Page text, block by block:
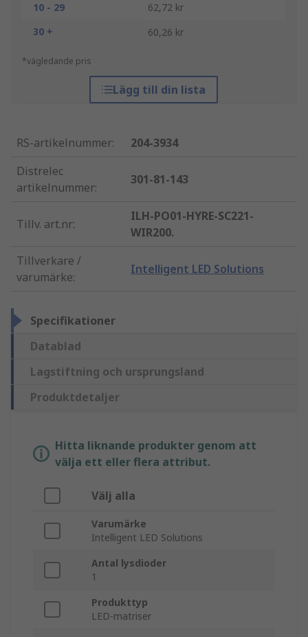
10 - 29
62,72 kr
30 +
60,26 kr
*vägledande pris
Lägg till din lista
RS-artikelnummer:
204-3934
Distrelec
artikelnummer:
301-81-143
Tillv. art.nr:
ILH-PO01-HYRE-SC221-
WIR200.
Tillverkare /
varumärke:
Intelligent LED Solutions
Specifikationer
Datablad
Lagstiftning och ursprungsland
Produktdetaljer
Hitta liknande produkter genom att
välja ett eller flera attribut.
Välj alla
Varumärke
Intelligent LED Solutions
Antal lysdioder
1
Produkttyp
LED-matriser